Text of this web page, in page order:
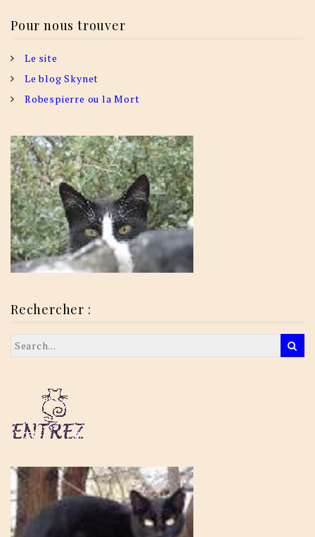
Pour nous trouver
Le site
Le blog Skynet
Robespierre ou la Mort
Rechercher :